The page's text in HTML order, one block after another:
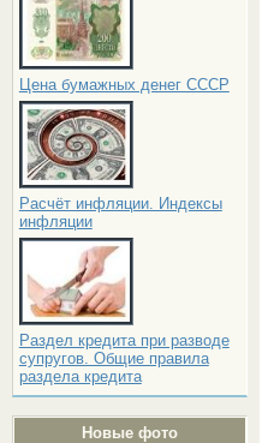
Цена бумажных денег СССР
Расчёт инфляции. Индексы
инфляции
Раздел кредита при разводе
супругов. Общие правила
раздела кредита
Новые фото